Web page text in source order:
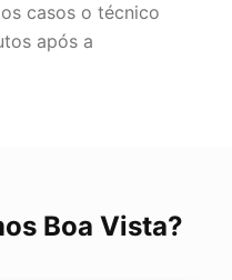
casos o técnico
após a
Boa Vista?